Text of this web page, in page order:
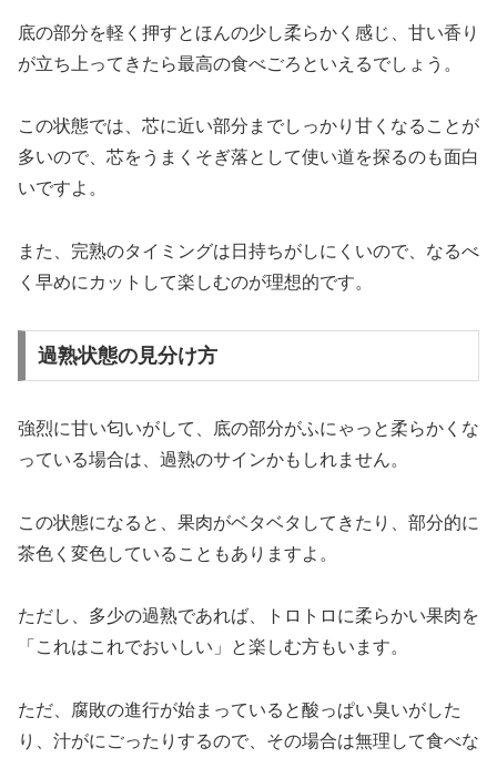
底の部分を軽く押すとほんの少し柔らかく感じ、甘い香り
が立ち上ってきたら最高の食べごろといえるでしょう。
この状態では、芯に近い部分までしっかり甘くなることが
多いので、芯をうまくそぎ落として使い道を探るのも面白
いですよ。
また、完熟のタイミングは日持ちがしにくいので、なるべ
く早めにカットして楽しむのが理想的です。
過熟状態の見分け方
強烈に甘い匂いがして、底の部分がふにゃっと柔らかくな
っている場合は、過熟のサインかもしれません。
この状態になると、果肉がベタベタしてきたり、部分的に
茶色く変色していることもありますよ。
ただし、多少の過熟であれば、トロトロに柔らかい果肉を
「これはこれでおいしい」と楽しむ方もいます。
ただ、腐敗の進行が始まっていると酸っぱい臭いがした
り、汁がにごったりするので、その場合は無理して食べな